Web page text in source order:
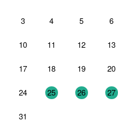
3 4 5 6
10 11 12 13
17 18 19 20
24 25 26 27
31